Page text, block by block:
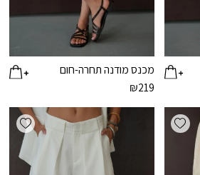
מכנס מודנה תחרה-חום
₪219
Add wishlist